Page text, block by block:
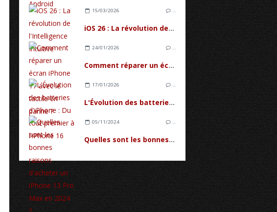
15/03/2026 …
iOS 26 : La révolution de l'Intelligence Intuitive
24/01/2026 …
Comment réparer un écran iPhone 17 avec le tactile en panne ?
17/01/2026 …
L'Évolution des batteries d'iPhone : Du tout premier à l'iPhone 16
05/11/2024 …
Quelles sont les bonnes raisons d'acheter un iPhone 13 Pro Max en 2024 ?